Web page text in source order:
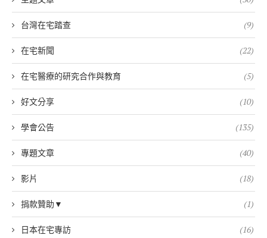
台灣在宅踏查 (9)
在宅新聞 (22)
在宅醫療的研究合作與教育 (5)
好文分享 (10)
學會公告 (135)
專題文章 (40)
影片 (18)
捐款贊助▼ (1)
日本在宅專訪 (16)